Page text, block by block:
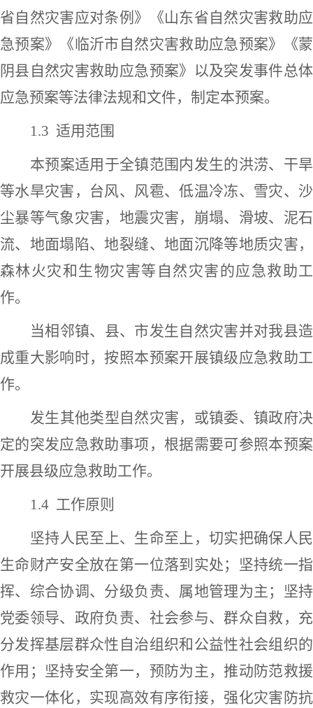
省自然灾害应对条例 》《山东省自然灾害救助应
急预案》《临沂市 自然灾害救助应急预案》《蒙
阴县 自然灾害救助应急预案》 以及突发事件总体
应急预案等法律法规和文件，制定本预案。
1.3 适用范围
本预案适用于全镇范围内发生的洪涝、干旱
等水旱灾害，台风、风雹、低温冷冻、雪灾、沙
尘暴等气象灾害，地震灾害，崩塌、滑坡、泥石
流、地面塌陷、地裂缝、地面沉降等地质灾害，
森林火灾和生物灾害等自然灾害的应急救助工
作。
当相邻镇、 县、市发生自然灾害并对我县造
成重大影响时，按照本预案开展镇级应急救助工
作。
发生其他类型 自然灾害，或镇委、 镇政府决
定的突发应急救助事项，根据需要可参照本预案
开展县级应急救助工作。
1.4 工作原则
坚持人民至上、生命至上，切实把确保人民
生命财产安全放在第一位落到实处；坚持统一指
挥、综合协调、分级负责、属地管理为主；坚持
党委领导、政府负责、社会参与、群众自救，充
分发挥基层群众性自治组织和公益性社会组织的
作用；坚持安全第一， 预防为主，推动防范救援
救灾一体化，实现高效有序衔接，强化灾害防抗